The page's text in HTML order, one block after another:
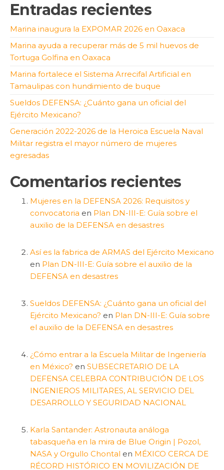
Entradas recientes
Marina inaugura la EXPOMAR 2026 en Oaxaca
Marina ayuda a recuperar más de 5 mil huevos de
Tortuga Golfina en Oaxaca
Marina fortalece el Sistema Arrecifal Artificial en
Tamaulipas con hundimiento de buque
Sueldos DEFENSA: ¿Cuánto gana un oficial del
Ejército Mexicano?
Generación 2022-2026 de la Heroica Escuela Naval
Militar registra el mayor número de mujeres
egresadas
Comentarios recientes
Mujeres en la DEFENSA 2026: Requisitos y
convocatoria en Plan DN-III-E: Guía sobre el
auxilio de la DEFENSA en desastres
Así es la fabrica de ARMAS del Ejército Mexicano
en Plan DN-III-E: Guía sobre el auxilio de la
DEFENSA en desastres
Sueldos DEFENSA: ¿Cuánto gana un oficial del
Ejército Mexicano? en Plan DN-III-E: Guía sobre
el auxilio de la DEFENSA en desastres
¿Cómo entrar a la Escuela Militar de Ingeniería
en México? en SUBSECRETARIO DE LA
DEFENSA CELEBRA CONTRIBUCIÓN DE LOS
INGENIEROS MILITARES, AL SERVICIO DEL
DESARROLLO Y SEGURIDAD NACIONAL
Karla Santander: Astronauta análoga
tabasqueña en la mira de Blue Origin | Pozol,
NASA y Orgullo Chontal en MÉXICO CERCA DE
RÉCORD HISTÓRICO EN MOVILIZACIÓN DE